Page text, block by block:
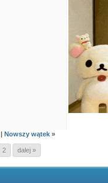
| Nowszy wątek »
2 dalej »